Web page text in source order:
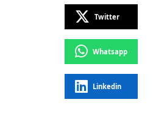
Twitter
Whatsapp
Linkedin